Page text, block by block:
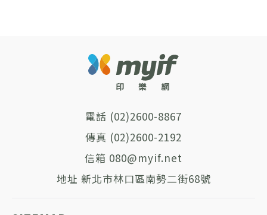
(02)2600-8867
(02)2600-2192
080@myif.net
新北市林口區南勢二街68號